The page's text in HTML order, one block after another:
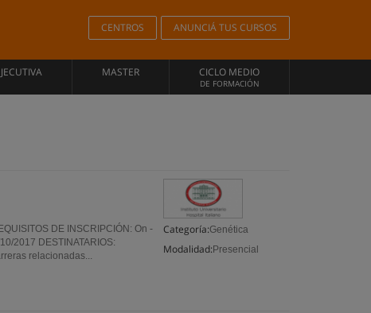
CENTROS ANUNCIÁ TUS CURSOS
MASTER CICLO MEDIO
DE FORMACIÓN
Categoría:Genética
Modalidad: Presencial
DE INSCRIPCIÓN: On -
2017 DESTINATARIOS:
relacionadas...